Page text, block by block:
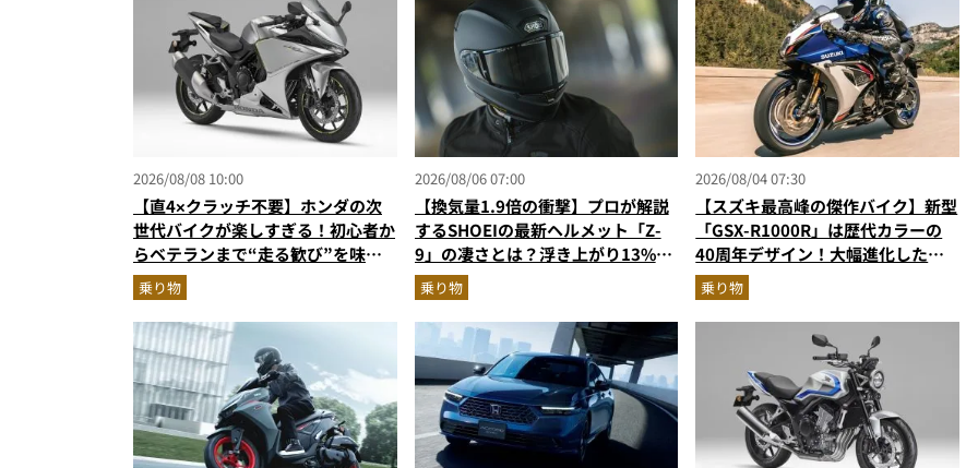
2026/08/08 10:00
【直4×クラッチ不要】ホンダの次
世代バイクが楽しすぎる！初心者か
らベテランまで“走る歓び”を味わ
える「CBR400R FOUR E-Clutch」
を徹底解説
乗り物
2026/08/06 07:00
【換気量1.9倍の衝撃】プロが解説
するSHOEIの最新ヘルメット「Z-
9」の凄さとは？浮き上がり13%減
で高速ライドも超快適な傑作フルフ
ェイス
乗り物
2026/08/04 07:30
【スズキ最高峰の傑作バイク】新型
「GSX-R1000R」は歴代カラーの
40周年デザイン！大幅進化した至
高のスーパースポーツを乗り物ライ
ターが解説
乗り物